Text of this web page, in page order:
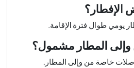
يومي طوال فترة الإقامة.
المطار مشمول؟
خاصة من وإلى المطار.